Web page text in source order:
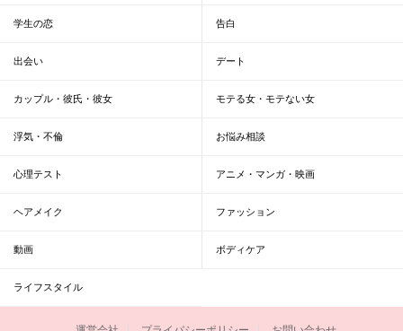
学生の恋 告白
出会い デート
カップル・彼氏・彼女 モテる女・モテない女
浮気・不倫 お悩み相談
心理テスト アニメ・マンガ・映画
ヘアメイク ファッション
動画 ボディケア
ライフスタイル